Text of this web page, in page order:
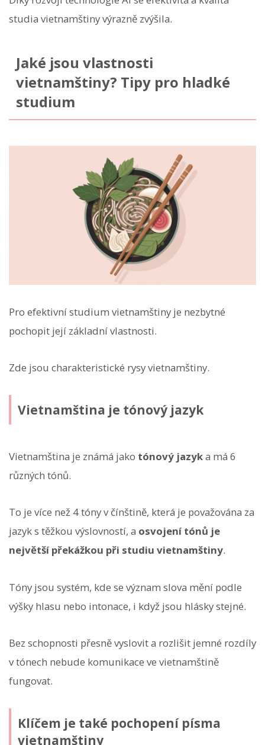
studia vietnamštiny výrazně zvýšila.
Jaké jsou vlastnosti
vietnamštiny? Tipy pro hladké
studium
Pro efektivní studium vietnamštiny je nezbytné
pochopit její základní vlastnosti.
Zde jsou charakteristické rysy vietnamštiny.
Vietnamština je tónový jazyk
Vietnamština je známá jako tónový jazyka má 6
různých tónů.
To je více než 4 tóny v čínštině, která je považována za
jazyk s těžkou výslovností, a osvojení tónů je
největší překážkou při studiu vietnamštiny.
Tóny jsou systém, kde se význam slova mění podle
výšky hlasu nebo intonace, i když jsou hlásky stejné.
Bez schopnosti přesně vyslovit a rozlišit jemné rozdíly
v tónech nebude komunikace ve vietnamštině
fungovat.
Klíčem je také pochopení písma
vietnamštiny